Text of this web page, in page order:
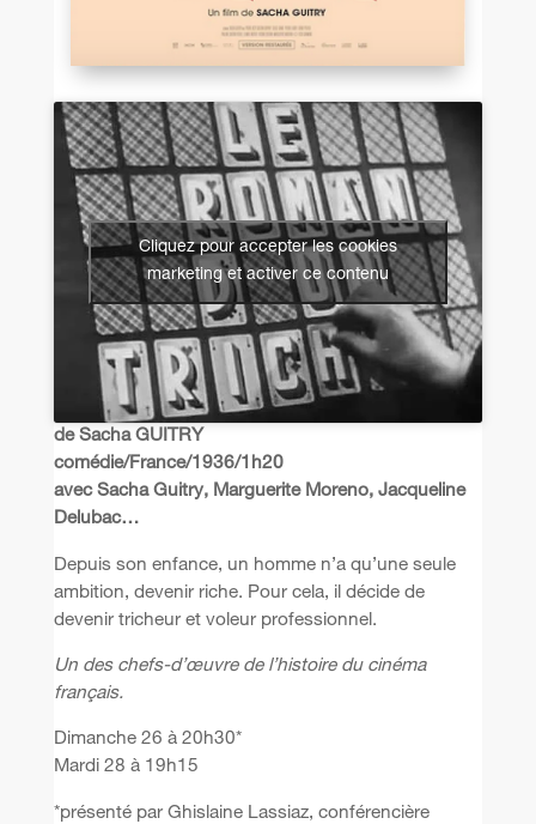
Cliquez pour accepter les cookies
marketing et activer ce contenu
de Sacha GUITRY
comédie/France/1936/1h20
avec Sacha Guitry, Marguerite Moreno, Jacqueline
Delubac…
Depuis son enfance, un homme n’a qu’une seule
ambition, devenir riche. Pour cela, il décide de
devenir tricheur et voleur professionnel.
Un des chefs-d’œuvre de l’histoire du cinéma
français.
Dimanche 26 à 20h30*
Mardi 28 à 19h15
*présenté par Ghislaine Lassiaz, conférencière